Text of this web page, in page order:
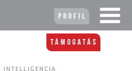
Profil
Támogatás
INTELLIGENCIA